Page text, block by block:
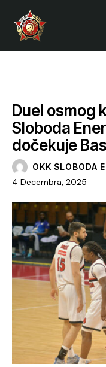
Duel osmog
Sloboda
dočekuje
OKK SLOBODA
4 Decembra, 2025